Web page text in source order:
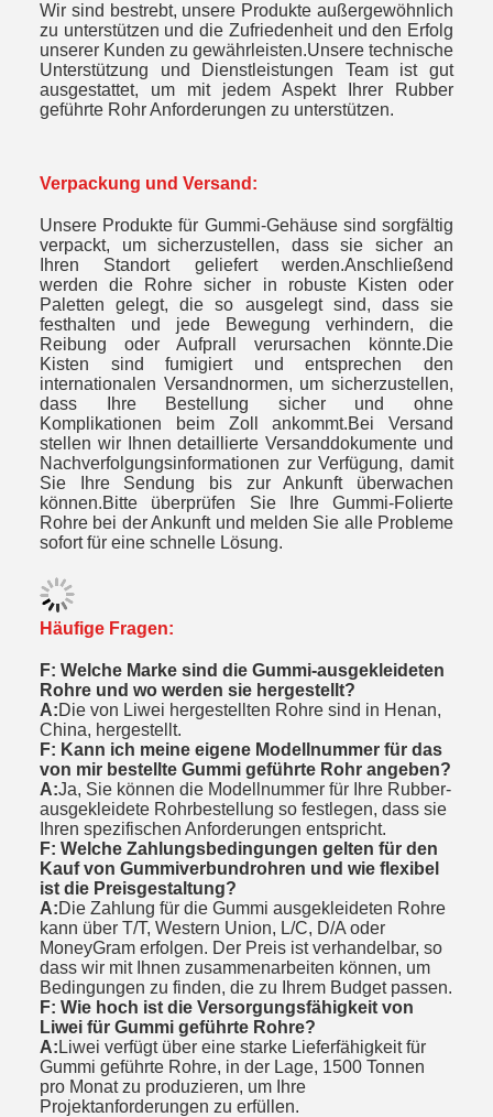
Wir sind bestrebt, unsere Produkte außergewöhnlich
zu unterstützen und die Zufriedenheit und den Erfolg
unserer Kunden zu gewährleisten.Unsere technische
Unterstützung und Dienstleistungen Team ist gut
ausgestattet, um mit jedem Aspekt Ihrer Rubber
geführte Rohr Anforderungen zu unterstützen.
Verpackung und Versand:
Unsere Produkte für Gummi-Gehäuse sind sorgfältig
verpackt, um sicherzustellen, dass sie sicher an
Ihren Standort geliefert werden.Anschließend
werden die Rohre sicher in robuste Kisten oder
Paletten gelegt, die so ausgelegt sind, dass sie
festhalten und jede Bewegung verhindern, die
Reibung oder Aufprall verursachen könnte.Die
Kisten sind fumigiert und entsprechen den
internationalen Versandnormen, um sicherzustellen,
dass Ihre Bestellung sicher und ohne
Komplikationen beim Zoll ankommt.Bei Versand
stellen wir Ihnen detaillierte Versanddokumente und
Nachverfolgungsinformationen zur Verfügung, damit
Sie Ihre Sendung bis zur Ankunft überwachen
können.Bitte überprüfen Sie Ihre Gummi-Folierte
Rohre bei der Ankunft und melden Sie alle Probleme
sofort für eine schnelle Lösung.
Häufige Fragen:
F: Welche Marke sind die Gummi-ausgekleideten
Rohre und wo werden sie hergestellt?
A:Die von Liwei hergestellten Rohre sind in Henan,
China, hergestellt.
F: Kann ich meine eigene Modellnummer für das
von mir bestellte Gummi geführte Rohr angeben?
A:Ja, Sie können die Modellnummer für Ihre Rubber-
ausgekleidete Rohrbestellung so festlegen, dass sie
Ihren spezifischen Anforderungen entspricht.
F: Welche Zahlungsbedingungen gelten für den
Kauf von Gummiverbundrohren und wie flexibel
ist die Preisgestaltung?
A:Die Zahlung für die Gummi ausgekleideten Rohre
kann über T/T, Western Union, L/C, D/A oder
MoneyGram erfolgen. Der Preis ist verhandelbar, so
dass wir mit Ihnen zusammenarbeiten können, um
Bedingungen zu finden, die zu Ihrem Budget passen.
F: Wie hoch ist die Versorgungsfähigkeit von
Liwei für Gummi geführte Rohre?
A: Liwei verfügt über eine starke Lieferfähigkeit für
Gummi geführte Rohre, in der Lage, 1500 Tonnen
pro Monat zu produzieren, um Ihre
Projektanforderungen zu erfüllen.